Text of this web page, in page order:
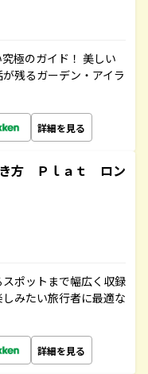
極のガイド！ 美しい
残るガーデン・アイラ
詳細を見る
方 Ｐｌａｔ ロン
ポットまで幅広く収録
みたい旅行者に最適な
詳細を見る